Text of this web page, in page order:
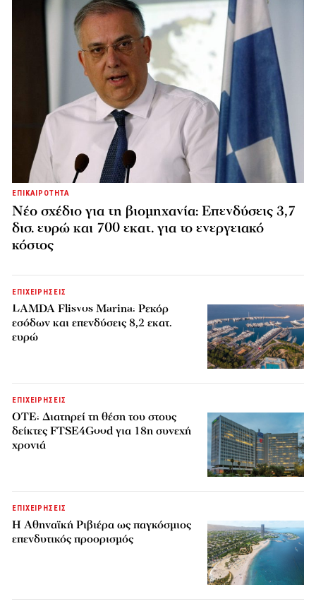
ΕΠΙΚΑΙΡΟΤΗΤΑ
Νέο σχέδιο για τη βιομηχανία: Επενδύσεις 3,7
δισ. ευρώ και 700 εκατ. για το ενεργειακό
κόστος
ΕΠΙΧΕΙΡΗΣΕΙΣ
LAMDA Flisvos Marina: Ρεκόρ
εσόδων και επενδύσεις 8,2 εκατ.
ευρώ
ΕΠΙΧΕΙΡΗΣΕΙΣ
ΟΤΕ: Διατηρεί τη θέση του στους
δείκτες FTSE4Good για 18η συνεχή
χρονιά
ΕΠΙΧΕΙΡΗΣΕΙΣ
Η Αθηναϊκή Ριβιέρα ως παγκόσμιος
επενδυτικός προορισμός